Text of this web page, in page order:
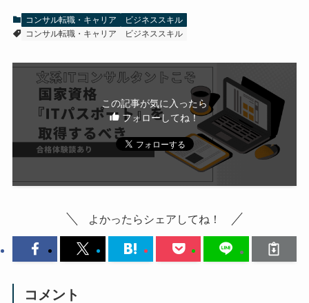
コンサル転職・キャリア
ビジネススキル
コンサル転職・キャリア
ビジネススキル
この記事が気に入ったら
フォローしてね！
よかったらシェアしてね！
コメント